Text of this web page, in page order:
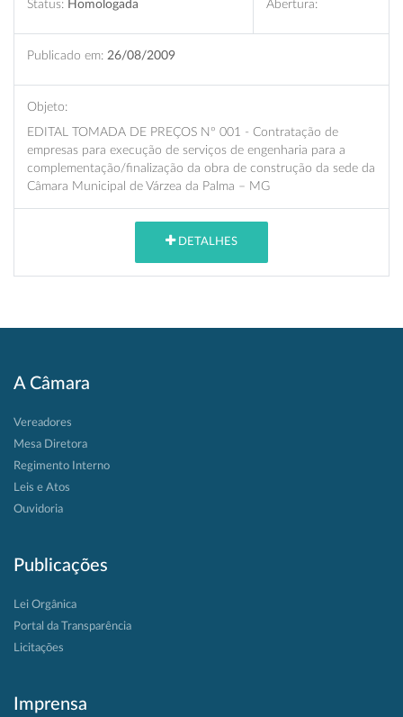
Status: Homologada Abertura:
Publicado em: 26/08/2009
Objeto:
EDITAL TOMADA DE PREÇOS Nº 001 - Contratação de
empresas para execução de serviços de engenharia para a
complementação/finalização da obra de construção da sede da
Câmara Municipal de Várzea da Palma – MG
DETALHES
A Câmara
Vereadores
Mesa Diretora
Regimento Interno
Leis e Atos
Ouvidoria
Publicações
Lei Orgânica
Portal da Transparência
Licitações
Imprensa